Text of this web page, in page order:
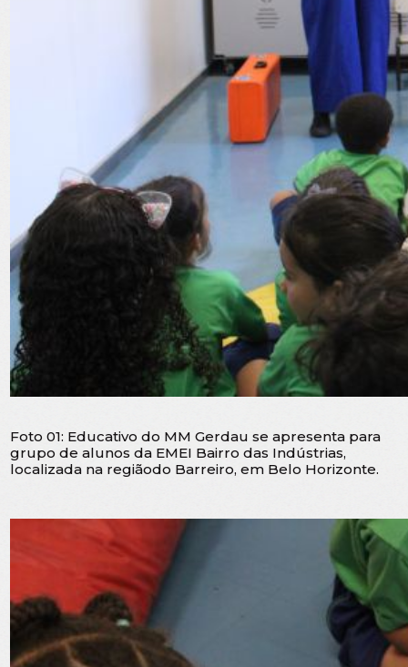
Foto 01: Educativo do MM Gerdau se apresenta para
grupo de alunos da EMEI Bairro das Indústrias,
localizada na regiãodo Barreiro, em Belo Horizonte.